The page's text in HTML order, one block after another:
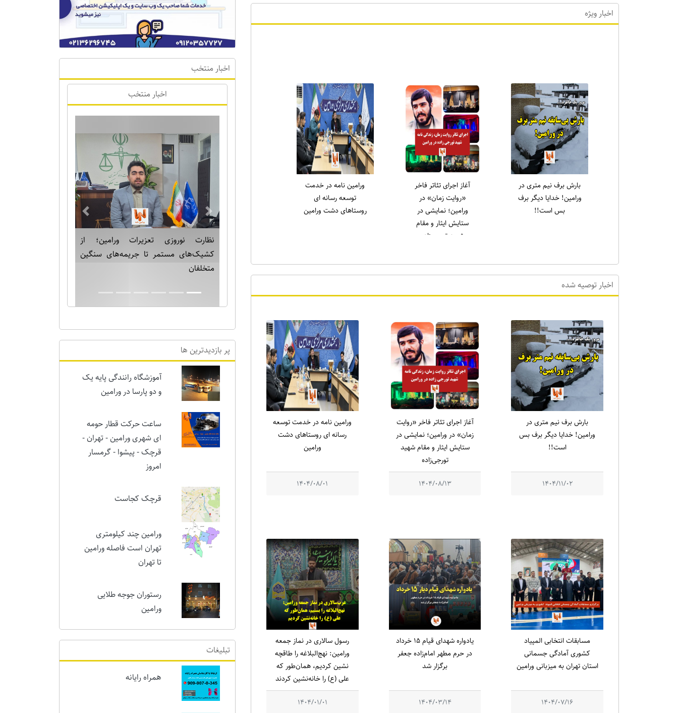
اخبار ویژه
یادواره شهدای قیام ۱۵
خرداد در حرم مطهر
امام‌زاده جعفر برگزار شد
رسول سالاری در نماز
جمعه ورامین:
نهج‌البلاغه را طاقچه
نشین کردیم، همان‌طور
که علی (ع) را خانه‌نشین
انتخاب دکتر علی میری
به عنوان جوان برتر
ورامین در حوزه ورزش
اخبار توصیه شده
بارش برف نیم متری در
ورامین! خدایا دیگر برف بس
است!!
1404/11/02
آغاز اجرای تئاتر فاخر «روایت
زمان» در ورامین؛ نمایشی در
ستایش ایثار و مقام شهید
تورجی‌زاده
1404/08/13
ورامین نامه در خدمت توسعه
رسانه ای روستاهای دشت
ورامین
1404/08/01
مسابقات انتخابی المپیاد
کشوری آمادگی جسمانی
استان تهران به میزبانی ورامین
1404/07/16
یادواره شهدای قیام ۱۵ خرداد
در حرم مطهر امام‌زاده جعفر
برگزار شد
1404/03/14
رسول سالاری در نماز جمعه
ورامین: نهج‌البلاغه را طاقچه
نشین کردیم، همان‌طور که
علی (ع) را خانه‌نشین کردند
1404/01/01
اخبار منتخب
اخبار منتخب
بارش برف نیم متری در ورامین! خدایا دیگر
Previous Next
پر بازدیدترین ها
و دو پارسا در ورامین
ساعت حرکت قطار حومه
ای شهری ورامین - تهران -
امروز
قرچک کجاست
ورامین چند کیلومتری
تا تهران
رستوران جوجه طلایی
ورامین
تبلیغات